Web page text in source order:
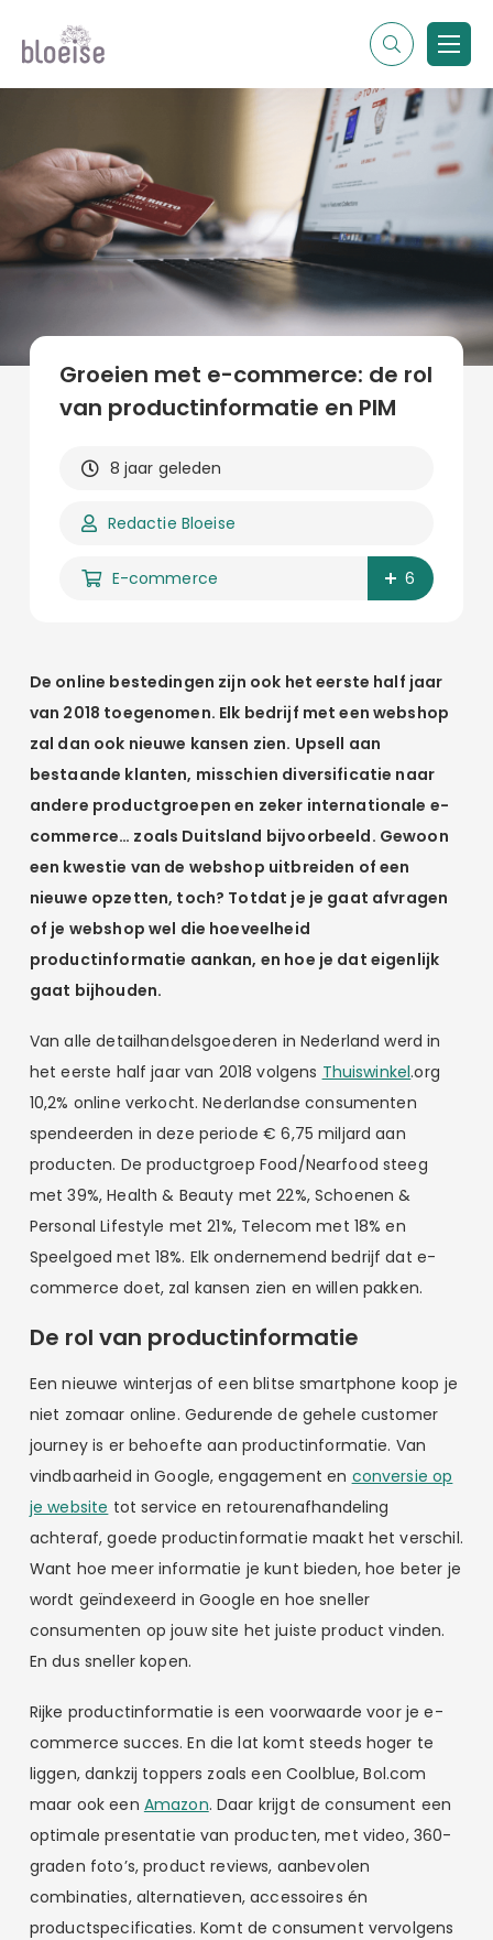
Contentmarketing
Online marketing
Branches
Alle soorten artikelen
Groeien met e-commerce: de rol
van productinformatie en PIM
8 jaar geleden
Redactie Bloeise
E-commerce 6
De online bestedingen zijn ook het eerste half jaar
van 2018 toegenomen. Elk bedrijf met een webshop
zal dan ook nieuwe kansen zien. Upsell aan
bestaande klanten, misschien diversificatie naar
andere productgroepen en zeker internationale e-
commerce… zoals Duitsland bijvoorbeeld. Gewoon
een kwestie van de webshop uitbreiden of een
nieuwe opzetten, toch? Totdat je je gaat afvragen
of je webshop wel die hoeveelheid
productinformatie aankan, en hoe je dat eigenlijk
gaat bijhouden.
Van alle detailhandelsgoederen in Nederland werd in
het eerste half jaar van 2018 volgens Thuiswinkel.org
10,2% online verkocht. Nederlandse consumenten
spendeerden in deze periode € 6,75 miljard aan
producten. De productgroep Food/Nearfood steeg
met 39%, Health & Beauty met 22%, Schoenen &
Personal Lifestyle met 21%, Telecom met 18% en
Speelgoed met 18%. Elk ondernemend bedrijf dat e-
commerce doet, zal kansen zien en willen pakken.
De rol van productinformatie
Een nieuwe winterjas of een blitse smartphone koop je
niet zomaar online. Gedurende de gehele customer
journey is er behoefte aan productinformatie. Van
vindbaarheid in Google, engagement en conversie op
je website tot service en retourenafhandeling
achteraf, goede productinformatie maakt het verschil.
Want hoe meer informatie je kunt bieden, hoe beter je
wordt geïndexeerd in Google en hoe sneller
consumenten op jouw site het juiste product vinden.
En dus sneller kopen.
Rijke productinformatie is een voorwaarde voor je e-
commerce succes. En die lat komt steeds hoger te
liggen, dankzij toppers zoals een Coolblue, Bol.com
maar ook een Amazon. Daar krijgt de consument een
optimale presentatie van producten, met video, 360-
graden foto’s, product reviews, aanbevolen
combinaties, alternatieven, accessoires én
productspecificaties. Komt de consument vervolgens